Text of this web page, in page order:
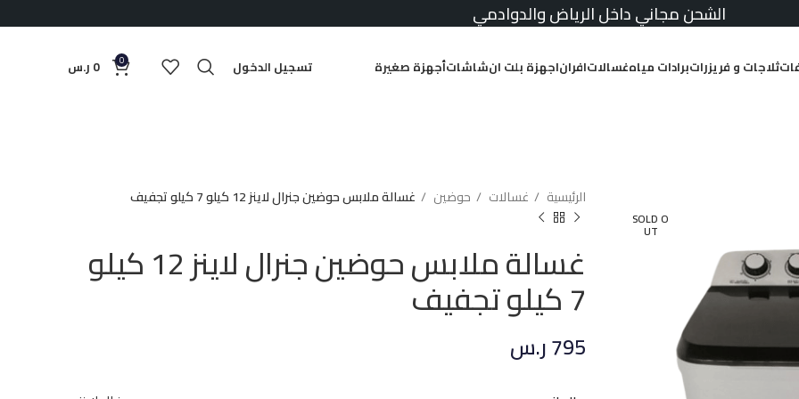
الشحن مجاني داخل الرياض والدوادمي
ثلاجات و فريزراتبرادات مياهغسالاتافراناجهزة بلت انشاشاتأجهزة صغيرة تسجيل الدخول 0
0 ر.س
SOLD O
UT
الرئيسية غسالات حوضين غسالة ملابس حوضين جنرال لاينز 12 كيلو 7 كيلو تجفيف
غسالة ملابس حوضين جنرال لاينز 12 كيلو
7 كيلو تجفيف
795ر.س